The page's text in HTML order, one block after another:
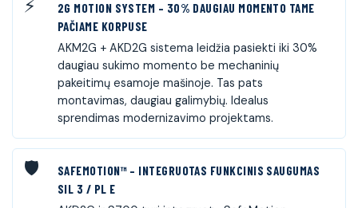
2G MOTION SYSTEM – 30% DAUGIAU MOMENTO TAME
PAČIAME KORPUSE
AKM2G + AKD2G sistema leidžia pasiekti iki 30%
daugiau sukimo momento be mechaninių
pakeitimų esamoje mašinoje. Tas pats
montavimas, daugiau galimybių. Idealus
sprendimas modernizavimo projektams.
SAFEMOTION™ – INTEGRUOTAS FUNKCINIS SAUGUMAS
SIL 3 / PL E